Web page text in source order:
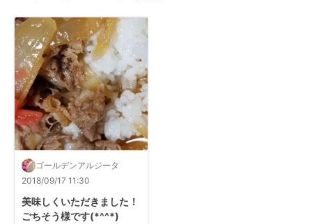
ゴールデンアルジータ
2018/09/17 11:30
美味しくいただきました！
ごちそう様です(*^^*)